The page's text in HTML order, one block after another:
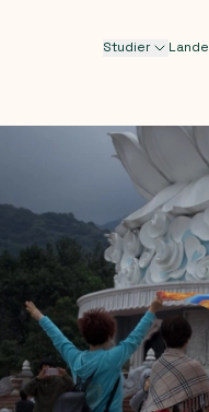
Studier Lande